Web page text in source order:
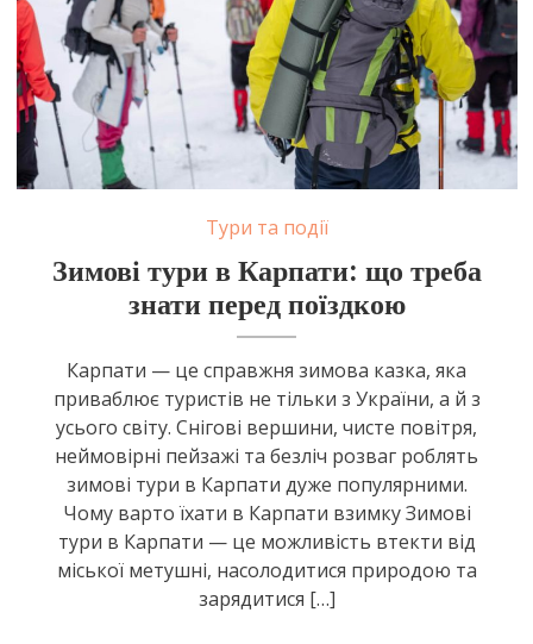
Тури та події
Зимові тури в Карпати: що треба
знати перед поїздкою
Карпати — це справжня зимова казка, яка
приваблює туристів не тільки з України, а й з
усього світу. Снігові вершини, чисте повітря,
неймовірні пейзажі та безліч розваг роблять
зимові тури в Карпати дуже популярними.
Чому варто їхати в Карпати взимку Зимові
тури в Карпати — це можливість втекти від
міської метушні, насолодитися природою та
зарядитися […]